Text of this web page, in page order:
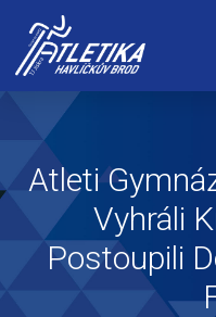
Atleti
Vyhráli
Postoupili